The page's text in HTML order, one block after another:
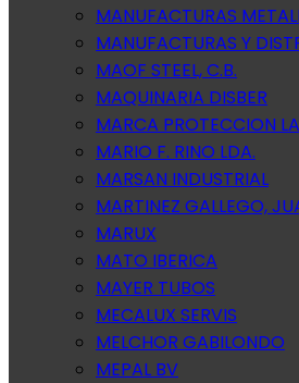
MANUFACTURAS
MANUFACTURAS Y
MAOF STEEL, C.B.
MAQUINARIA DISBER
MARCA PROTECCION
MARIO F. RINO LDA.
MARSAN INDUSTRIAL
MARTINEZ GALLEGO,
MARUX
MATO IBERICA
MAYER TUBOS
MECALUX SERVIS
MELCHOR GABILONDO
MEPAL BV